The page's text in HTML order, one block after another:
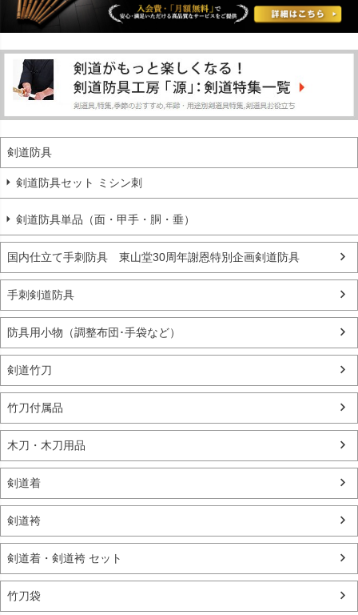
剣道防具
剣道防具セット ミシン刺
剣道防具単品（面・甲手・胴・垂）
国内仕立て手刺防具 東山堂30周年謝恩特別企画剣道防具
手刺剣道防具
防具用小物（調整布団･手袋など）
剣道竹刀
竹刀付属品
木刀・木刀用品
剣道着
剣道袴
剣道着・剣道袴 セット
竹刀袋